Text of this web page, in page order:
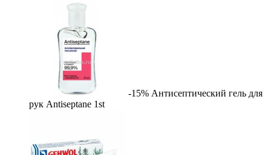
-15% Антисептический гель для
рук Antiseptane 1st